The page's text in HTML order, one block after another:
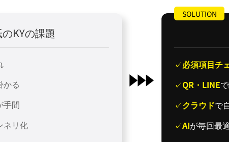
KYの課題
かる
手間
ネリ化
SOLUTION
必須項目チ
QR・LINE
クラウドで
AIが毎回最